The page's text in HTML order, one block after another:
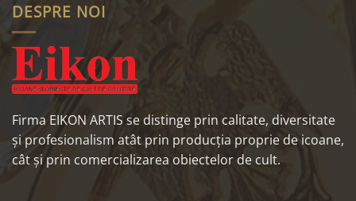
DESPRE NOI
Firma EIKON ARTIS se distinge prin calitate, diversitate
și profesionalism atât prin producția proprie de icoane,
cât și prin comercializarea obiectelor de cult.